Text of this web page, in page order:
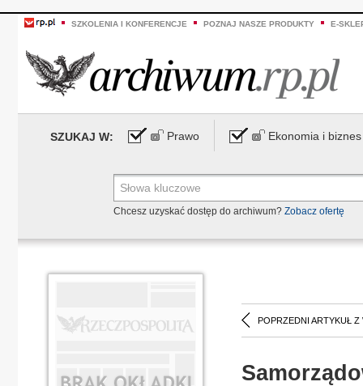
SZKOLENIA I KONFERENCJE POZNAJ NASZE PRODUKTY E-
SZUKAJ W: Prawo Ekonomia i biznes
Chcesz uzyskać dostęp do archiwum? Zobacz ofertę
POPRZEDNI ARTYKUŁ Z